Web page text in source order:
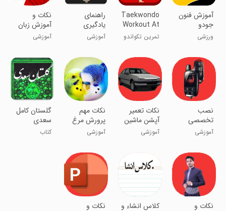
آموزش فنون
جودو
ورزشی
Taekwondo
Workout At
Home
تمرین تکواندو
راهنمای
یادگیری
ورزش کاراته
آموزشی
نکات و
آموزش زبان
کره
آموزشی
نصب
تخصصی
دزدگیر پراید
آموزشی
نکات تعمیر
آپشن ماشین
پژو
آموزشی
نکات مهم
پرورش مرغ
عشق
آموزشی
گلستان کامل
سعدی
کتاب
نکات و
کلاس انشاء و
نکات و